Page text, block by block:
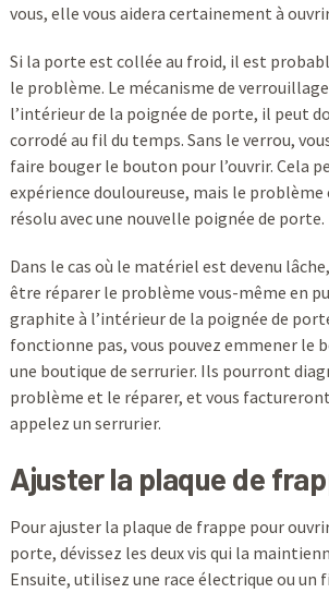
vous, elle vous aidera certainement à
Si la porte est collée au froid, il est
le problème. Le mécanisme de
l’intérieur de la poignée de porte, il peut
corrodé au fil du temps. Sans le verrou,
faire bouger le bouton pour l’ouvrir. Cela
expérience douloureuse, mais le
résolu avec une nouvelle poignée de porte.
Dans le cas où le matériel est devenu
être réparer le problème vous-même en
graphite à l’intérieur de la poignée de
fonctionne pas, vous pouvez emmener le
une boutique de serrurier. Ils pourront
problème et le réparer, et vous
appelez un serrurier.
Ajuster la plaque de
Pour ajuster la plaque de frappe pour
porte, dévissez les deux vis qui la
Ensuite, utilisez une race électrique ou un